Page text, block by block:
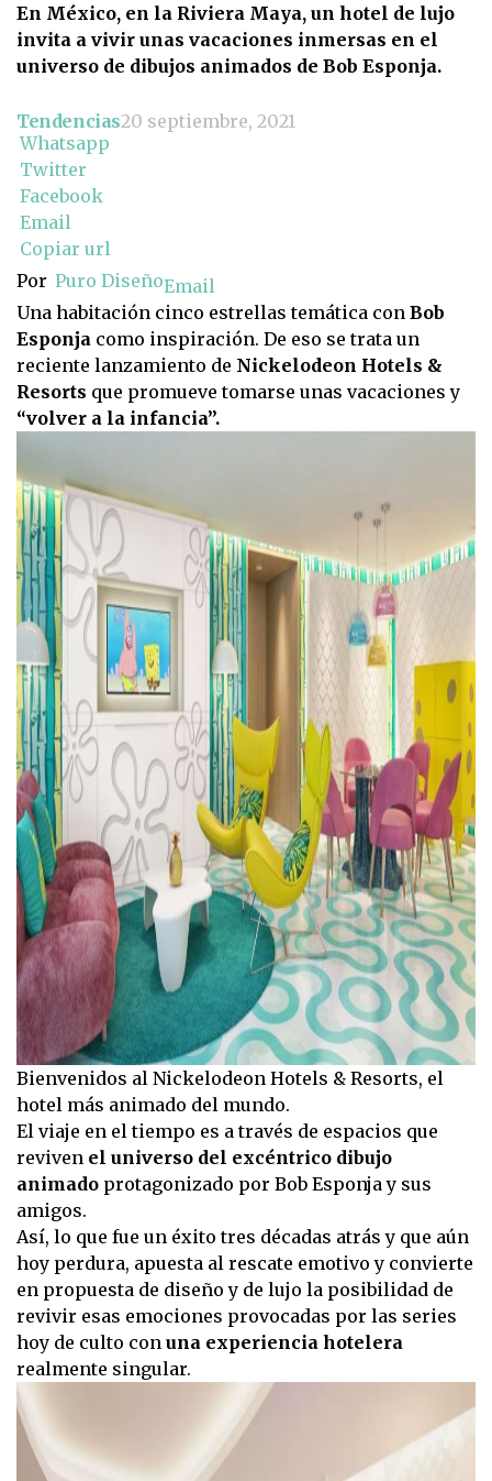
En México, en la Riviera Maya, un hotel de lujo
invita a vivir unas vacaciones inmersas en el
universo de dibujos animados de Bob Esponja.
Tendencias20 septiembre, 2021
Whatsapp
Twitter
Facebook
Email
Copiar url
Por Puro DiseñoEmail
Una habitación cinco estrellas temática con Bob
Esponja como inspiración. De eso se trata un
reciente lanzamiento de Nickelodeon Hotels &
Resorts que promueve tomarse unas vacaciones y
“volver a la infancia”.
Bienvenidos al Nickelodeon Hotels & Resorts, el
hotel más animado del mundo.
El viaje en el tiempo es a través de espacios que
reviven el universo del excéntrico dibujo
animado protagonizado por Bob Esponja y sus
amigos.
Así, lo que fue un éxito tres décadas atrás y que aún
hoy perdura, apuesta al rescate emotivo y convierte
en propuesta de diseño y de lujo la posibilidad de
revivir esas emociones provocadas por las series
hoy de culto con una experiencia hotelera
realmente singular.